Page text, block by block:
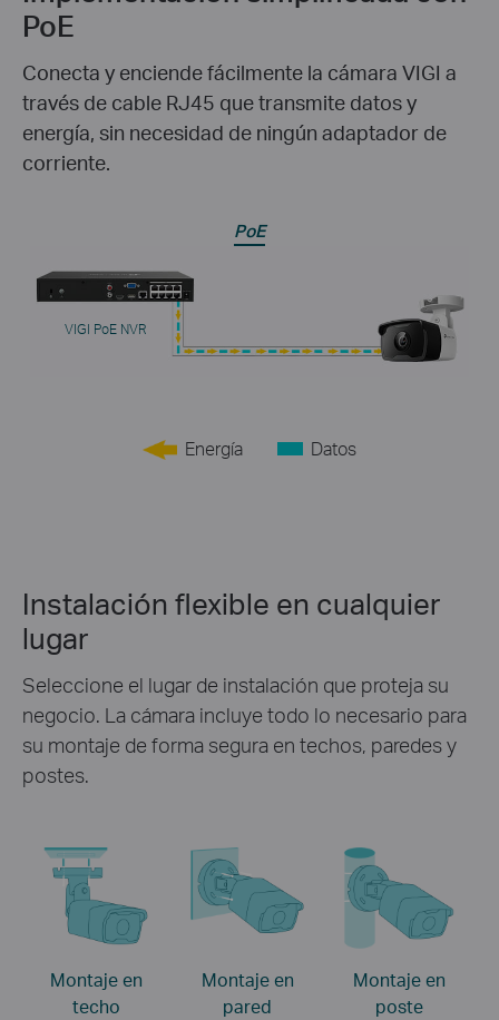
PoE
Conecta y enciende fácilmente la cámara VIGI a
través de cable RJ45 que transmite datos y
energía, sin necesidad de ningún adaptador de
corriente.
PoE
VIGI PoE NVR
Energía Datos
Instalación flexible en cualquier
lugar
Seleccione el lugar de instalación que proteja su
negocio. La cámara incluye todo lo necesario para
su montaje de forma segura en techos, paredes y
postes.
Montaje en
techo
Montaje en
pared
Montaje en
poste